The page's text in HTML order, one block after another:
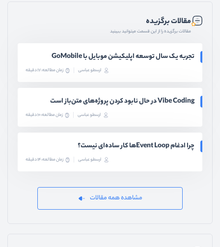
مقالات برگزیده
مقالات برگزیده را از این قسمت میتوانید ببینید
تجربه یک سال توسعه اپلیکیشن موبایل با GoMobile
ارسطو عباسی زمان مطالعه: 17 دقیقه
Vibe Coding در حال نابود کردن پروژه‌های متن‌باز است
ارسطو عباسی زمان مطالعه: 10 دقیقه
چرا ادغام Event Loopها کار ساده‌ای نیست؟
ارسطو عباسی زمان مطالعه: 14 دقیقه
مشاهده همه مقالات